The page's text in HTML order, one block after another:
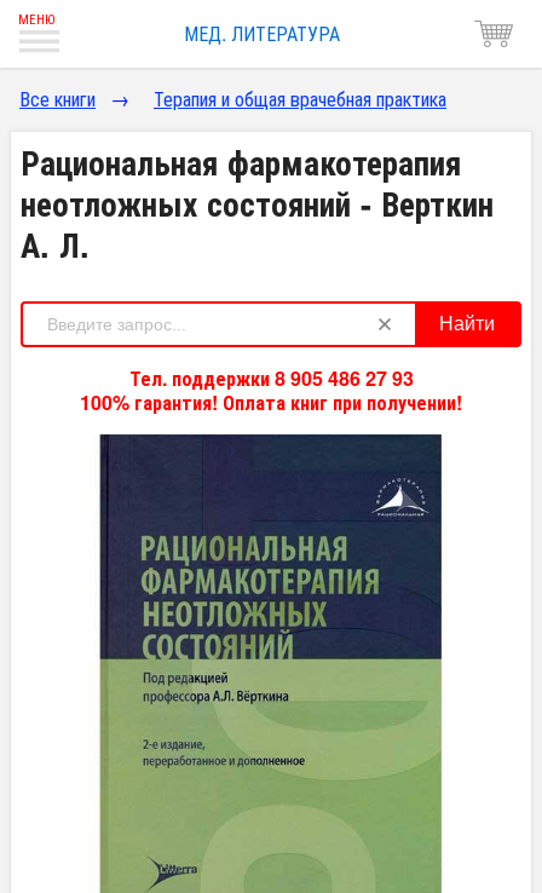
МЕД. ЛИТЕРАТУРА
Все книги → Терапия и общая врачебная практика
Рациональная фармакотерапия
неотложных состояний - Верткин
А. Л.
Найти
Тел. поддержки 8 905 486 27 93
100% гарантия! Оплата книг при получении!